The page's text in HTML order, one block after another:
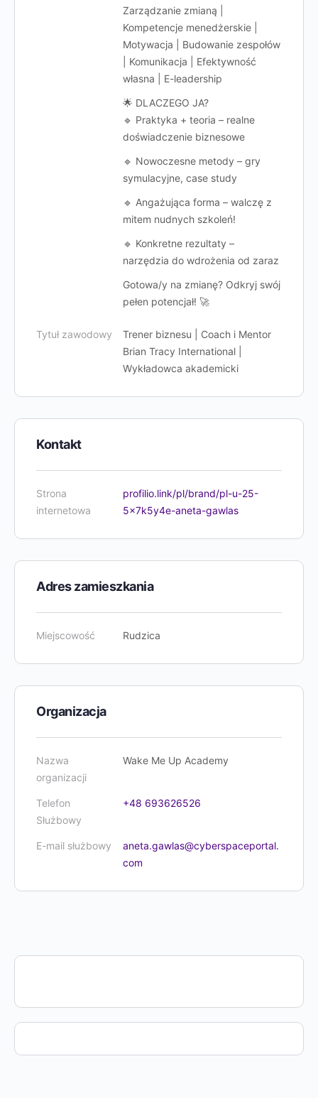
Zarządzanie zmianą |
Kompetencje menedżerskie |
Motywacja | Budowanie zespołów
| Komunikacja | Efektywność
własna | E-leadership
🌟 DLACZEGO JA?
🔹 Praktyka + teoria – realne
doświadczenie biznesowe
🔹 Nowoczesne metody – gry
symulacyjne, case study
🔹 Angażująca forma – walczę z
mitem nudnych szkoleń!
🔹 Konkretne rezultaty –
narzędzia do wdrożenia od zaraz
Gotowa/y na zmianę? Odkryj swój
pełen potencjał! 🚀
Tytuł zawodowy
Trener biznesu | Coach i Mentor
Brian Tracy International |
Wykładowca akademicki
Kontakt
Strona
internetowa
profilio.link/pl/brand/pl-u-25-
5x7k5y4e-aneta-gawlas
Adres zamieszkania
Miejscowość Rudzica
Organizacja
Nazwa
organizacji
Wake Me Up Academy
Telefon
Służbowy
+48 693626526
E-mail służbowy
aneta.gawlas@cyberspaceportal.
com